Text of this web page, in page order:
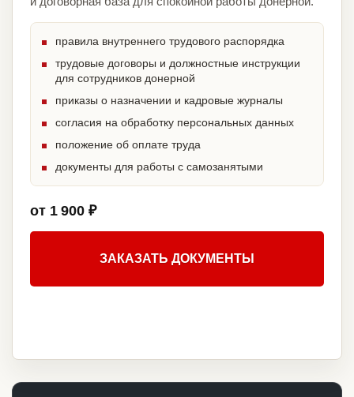
правила внутреннего трудового распорядка
трудовые договоры и должностные инструкции
для сотрудников донерной
приказы о назначении и кадровые журналы
согласия на обработку персональных данных
положение об оплате труда
документы для работы с самозанятыми
от 1 900 ₽
ЗАКАЗАТЬ ДОКУМЕНТЫ